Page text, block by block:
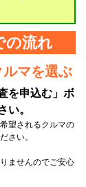
の流れ
ルマを選ぶ
を申込む」ボ
い。
望されるクルマの
さい。
ませんのでご安心